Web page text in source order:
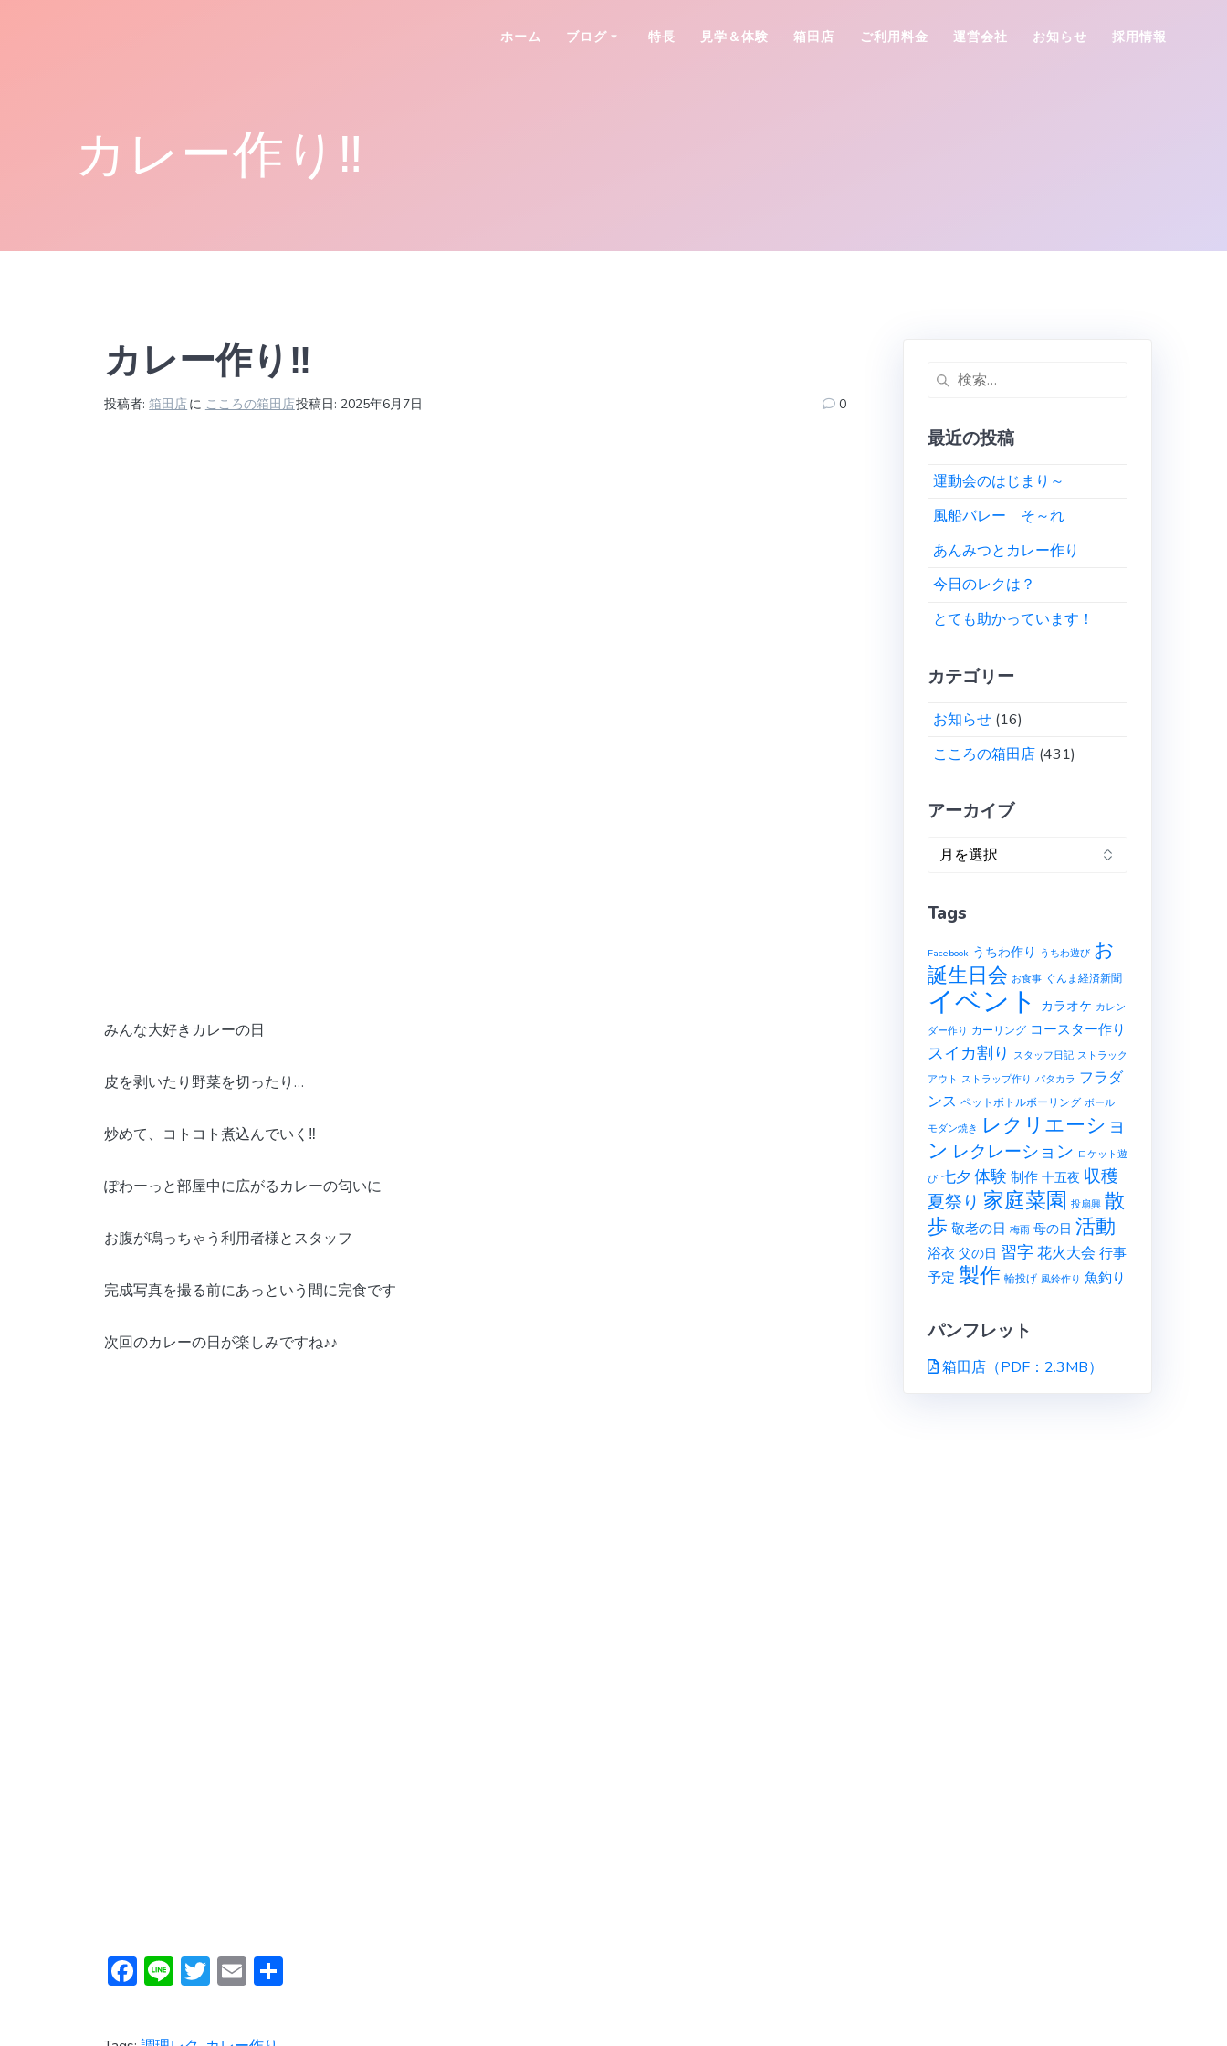
ホーム ブログ 特長 見学＆体験 箱田店 ご利用料金 運営会社 お知らせ 採用情報
カレー作り‼
カレー作り‼
投稿者:箱田店 に こころの箱田店投稿日: 2025年6月7日 0
みんな大好きカレーの日
皮を剥いたり野菜を切ったり…
炒めて、コトコト煮込んでいく‼︎
ぽわーっと部屋中に広がるカレーの匂いに
お腹が鳴っちゃう利用者様とスタッフ
完成写真を撮る前にあっという間に完食です
次回のカレーの日が楽しみですね♪♪
F
e
Li T
itt
E
ai
検
最近の投稿
運動会のはじまり～
風船バレー そ～れ
あんみつとカレー作り
今日のレクは？
とても助かっています！
カテゴリー
お知らせ (16)
こころの箱田店 (431)
アーカイブ
イ
Tags
Facebook うちわ作り うちわ遊び お
誕生日会 お食事 ぐんま経済新聞
イベント カラオケ カレン
ダー作り カーリング コースター作り
スイカ割り スタッフ日記 ストラック
アウト ストラップ作り パタカラ フラダ
ンス ペットボトルボーリング ボール
モダン焼き レクリエーショ
ン レクレーション ロケット遊
び 七夕 体験 制作 十五夜 収穫
夏祭り 家庭菜園 投扇興 散
歩敬老の日 梅雨 母の日 活動
浴衣 父の日 習字花火大会 行事
予定 製作 輪投げ 風鈴作り 魚釣り
パンフレット
箱田店（PDF：2.3MB）